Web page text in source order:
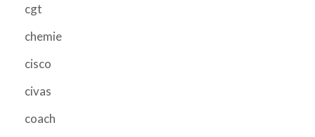
cgt
chemie
cisco
civas
coach